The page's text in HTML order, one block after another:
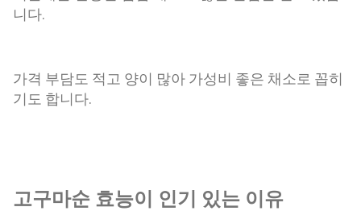
니다.
가격 부담도 적고 양이 많아 가성비 좋은 채소로 꼽히
기도 합니다.
고구마순 효능이 인기 있는 이유